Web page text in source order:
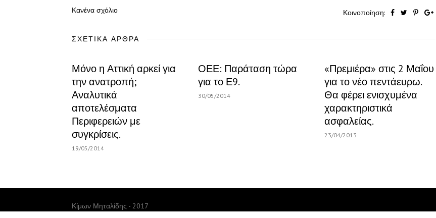
Κανένα σχόλιο Κοινοποίηση:
ΣΧΕΤΙΚΆ ΆΡΘΡΑ
Μόνο η Αττική αρκεί για
την ανατροπή;
Αναλυτικά
αποτελέσματα
Περιφερειών με
συγκρίσεις.
19/05/2014
ΟΕΕ: Παράταση τώρα
για το Ε9.
30/05/2014
«Πρεμιέρα» στις 2 Μαΐου
για το νέο πεντάευρω.
Θα φέρει ενισχυμένα
χαρακτηριστικά
ασφαλείας.
23/04/2013
Κίμων Μηταλίδης - 2017